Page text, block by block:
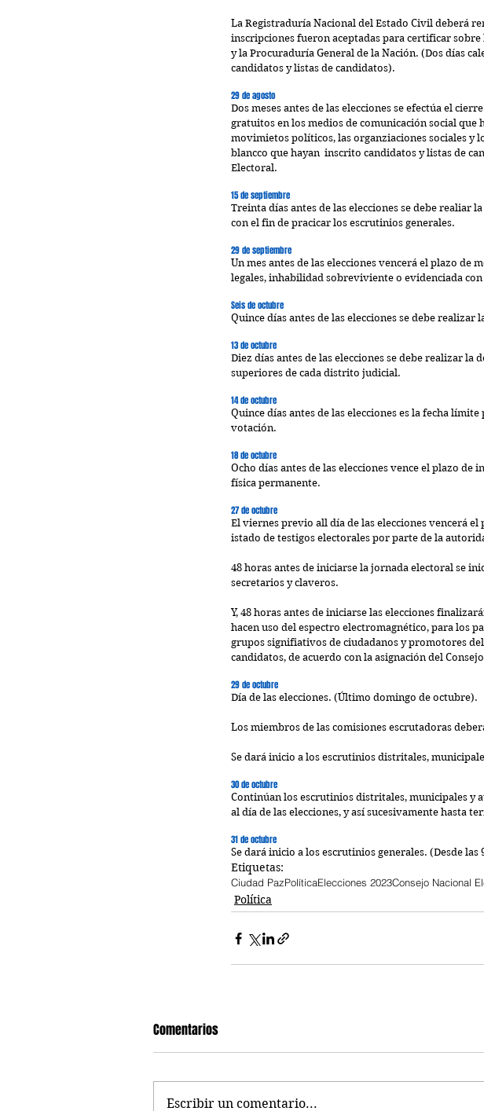
La Registraduría Nacional del Estado Civil deberá
inscripciones fueron aceptadas para certificar sobre
y la Procuraduría General de la Nación. (Dos días
candidatos y listas de candidatos).
29 de agosto
Dos meses antes de las elecciones se efectúa el
gratuitos en los medios de comunicación social
movimietos políticos, las organziaciones sociales y
blancco que hayan  inscrito candidatos y listas de
Electoral.
15 de septiembre
Treinta días antes de las elecciones se debe realiar
con el fin de pracicar los escrutinios generales.
29 de septiembre
Un mes antes de las elecciones vencerá el plazo de
legales, inhabilidad sobreviviente o evidenciada
Seis de octubre
Quince días antes de las elecciones se debe realizar
13 de octubre
Diez días antes de las elecciones se debe realizar
superiores de cada distrito judicial.
14 de octubre
Quince días antes de las elecciones es la fecha
votación.
18 de octubre
Ocho días antes de las elecciones vence el plazo
física permanente.
27 de octubre
El viernes previo all día de las elecciones vencerá
istado de testigos electorales por parte de la
48 horas antes de iniciarse la jornada electoral se
secretarios y claveros.
Y, 48 horas antes de iniciarse las elecciones
hacen uso del espectro electromagnético, para los
grupos signifiativos de ciudadanos y promotores
candidatos, de acuerdo con la asignación del
29 de octubre
Día de las elecciones. (Último domingo de octubre).
Los miembros de las comisiones escrutadoras
Se dará inicio a los escrutinios distritales,
30 de octubre
Continúan los escrutinios distritales, municipales y
al día de las elecciones, y así sucesivamente hasta
31 de octubre
Se dará inicio a los escrutinios generales. (Desde
Etiquetas:
Ciudad PazPolíticaElecciones 2023Consejo Nacional
Política
Comentarios
Escribir un comentario...